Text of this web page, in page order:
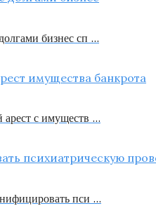
бизнес сп …
арест с имуществ …
пси …